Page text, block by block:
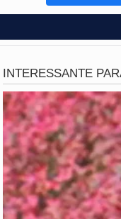
com marcas da
seu estado de
na cara, mas a cara
eu puder eu falo
O vídeo
pela